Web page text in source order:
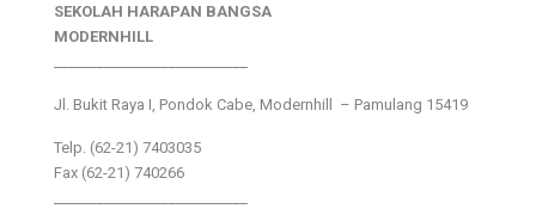
SEKOLAH HARAPAN BANGSA
MODERNHILL
Jl. Bukit Raya I, Pondok Cabe, Modernhill – Pamulang 15419
Telp. (62-21) 7403035
Fax (62-21) 740266